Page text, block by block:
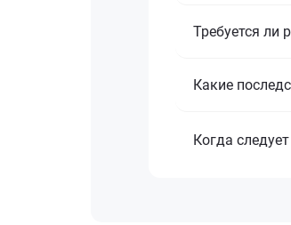
Требуется ли
Какие
Когда